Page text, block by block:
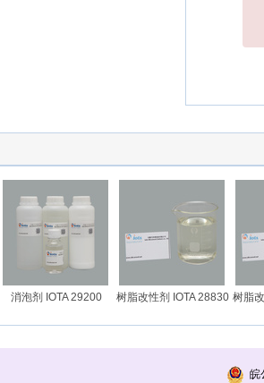
消泡剂 IOTA 29200 树脂改性剂 IOTA 28830 树脂改性
皖